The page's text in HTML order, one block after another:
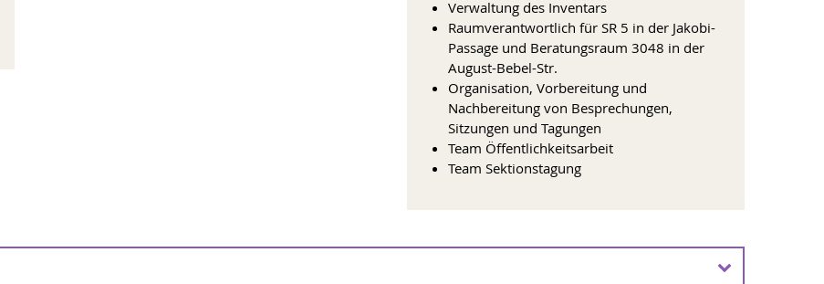
Verwaltung des Inventars
Raumverantwortlich für SR 5 in der Jakobi-
Passage und Beratungsraum 3048 in der
August-Bebel-Str.
Organisation, Vorbereitung und
Nachbereitung von Besprechungen,
Sitzungen und Tagungen
Team Öffentlichkeitsarbeit
Team Sektionstagung